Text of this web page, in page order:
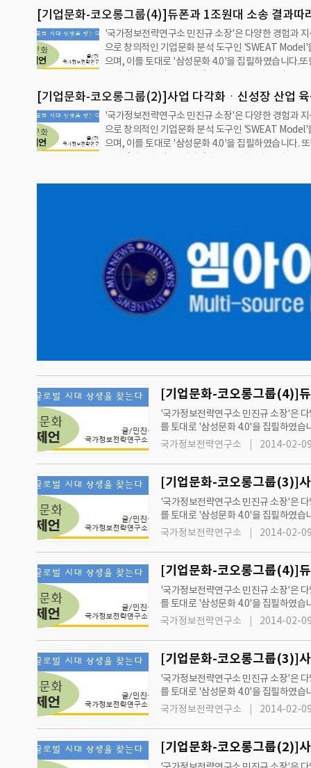
터 '기업문화 진단과 제언'을 통해 지속성장과 발전을
획물을 시리즈로 연재하고 있습니다.2013년 10월 30
실린 [한국기업문화 진단과 제언 - 코오롱그룹 편]을
[코오롱그룹의 기업문화(4)] 성과: 이익과 위험듀폰과
송 결과따라 '그룹 미래' 달려건설쪽 PF '뇌관'…수직
을까 우려'위기를 기회'로 기존사업과 접목된 …
[기업문화-코오롱그룹(4)]듀폰과 1조원대 소송 결과따
미래 달려[국가정보전략연구소]
'국가정보전략연구소 민진규 소장'은 다양한 경험과
으로 창의적인 기업문화 분석 도구인 'SWEAT Model'
으며, 이를 토대로 '삼성문화 4.0'을 집필하였습니다.
보전략연구소'와 '그린경제'는 2012년 7월 11일 수요
터 '기업문화 진단과 제언'을 통해 지속성장과 발전을
획물을 시리즈로 연재하고 있습니다.2013년 10월 30
실린 [한국기업문화 진단과 제언 - 코오롱그룹 편]을
[코오롱그룹의 기업문화(4)] 성과: 이익과 위험듀폰과
송 결과따라 '그룹 미래' 달려건설쪽 PF '뇌관'…수직
[기업문화-코오롱그룹(2)]사업 다각화ㆍ신성장 산업
경쟁력 확보 못해[국가정보전략연구소]
'국가정보전략연구소 민진규 소장'은 다양한 경험과
으로 창의적인 기업문화 분석 도구인 'SWEAT Model'
으며, 이를 토대로 '삼성문화 4.0'을 집필하였습니다.
보전략연구소'와 '그린경제'는 2012년 7월 11일 수요
획물을 시리즈로 연재하고 있습니다.2013년 10월 23
고 액션플랜은 없다 평가'빅 스텝 2010''뉴 스타트
략 없어 제자리 걸음창업주 '…
[기업문화-코오롱그룹(4)]
'국가정보전략연구소 민진규 소장'은
를 토대로 '삼성문화 4.0'을 집필하였습니다. 또한, '국가정보전략연구소'와 '그린경제'는 2012년 7월 11일 수요일자 신문부
단과 제언'을 통해 지속성장과 발전을
국가정보전략연구소 2014-02-
[기업문화-코오롱그룹(3)]
'국가정보전략연구소 민진규 소장'은
를 토대로 '삼성문화 4.0'을 집필하였습니다. 또한, '국가정보전략연구소'와 '그린경제'는 2012년 7월 11일 수요일자 신문부
단과 제언'을 통해 지속성장과 발전을
국가정보전략연구소 2014-02-
[기업문화-코오롱그룹(4)]
'국가정보전략연구소 민진규 소장'은
를 토대로 '삼성문화 4.0'을 집필하였
과 제언'을 통해 지속성장과 발전을 제
국가정보전략연구소 2014-02-
[기업문화-코오롱그룹(3)]
'국가정보전략연구소 민진규 소장'은
를 토대로 '삼성문화 4.0'을 집필하였
과 제언'을 통해 지속성장과 발전을 제
국가정보전략연구소 2014-02-